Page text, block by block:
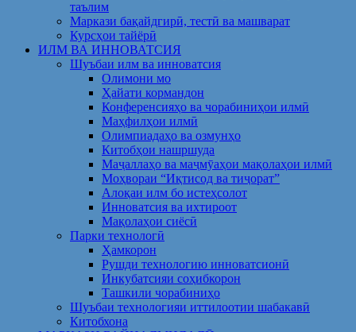
таълим
Маркази бақайдгирӣ, тестӣ ва машварат
Курсҳои тайёрӣ
ИЛМ ВА ИННОВАТСИЯ
Шуъбаи илм ва инноватсия
Олимони мо
Ҳайати кормандон
Конференсияҳо ва чорабиниҳои илмӣ
Маҳфилҳои илмӣ
Олимпиадаҳо ва озмунҳо
Китобҳои нашршуда
Маҷаллаҳо ва маҷмӯаҳои мақолаҳои илмӣ
Моҳвораи “Иқтисод ва тиҷорат”
Алоқаи илм бо истеҳсолот
Инноватсия ва ихтироот
Мақолаҳои сиёсӣ
Парки технологӣ
Ҳамкорон
Рушди технологию инноватсионӣ
Инкубатсияи соҳибкорон
Ташкили чорабиниҳо
Шуъбаи технологияи иттилоотии шабакавӣ
Китобхона